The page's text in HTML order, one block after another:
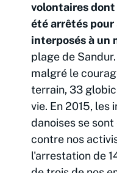
volontaires
été arrêtés
interposés à un
plage de
malgré le
terrain, 33
vie. En 2015, les
danoises se
contre nos
l'arrestation de